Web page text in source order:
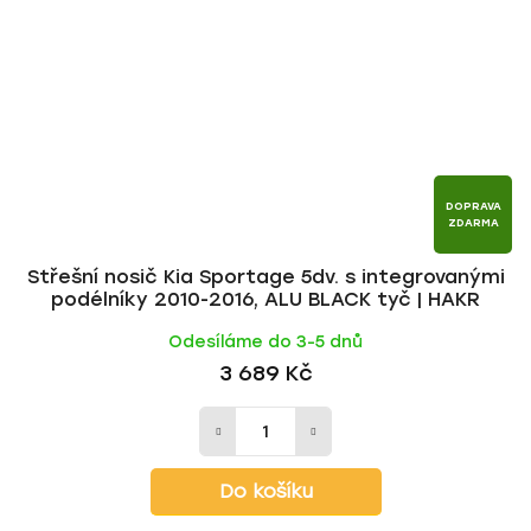
DOPRAVA
ZDARMA
Střešní nosič Kia Sportage 5dv. s integrovanými
podélníky 2010-2016, ALU BLACK tyč | HAKR
Odesíláme do 3-5 dnů
3 689 Kč
Do košíku